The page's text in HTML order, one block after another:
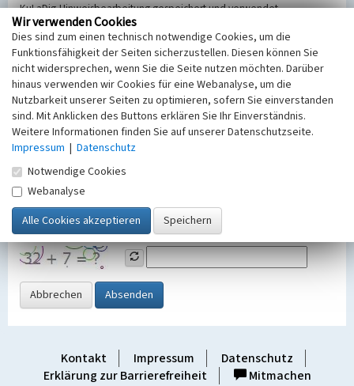
KuLaDig-Hinweisbearbeitung gespeichert und verwendet.
Selbstverständlich werden diese entsprechend der Vorschriften des
Telemediengesetzes, des Datenschutzgesetzes NRW und der seit
dem 25.05.2018 gültigen Europäischen Datenschutzgrundverordnung
(EU-DSGVO) vertraulich behandelt, beachten Sie bitte unsere
Hinweise zumDatenschutz
Nachricht
SicherheitsabfrageTragen Sie unten das Rechenergebnis aus der
Grafik ein
Abbrechen Absenden
Kontakt Impressum
Datenschutz
Erklärung zur Barrierefreiheit
Mitmachen
Wir verwenden Cookies
Dies sind zum einen technisch notwendige Cookies, um die
Funktionsfähigkeit der Seiten sicherzustellen. Diesen können Sie
nicht widersprechen, wenn Sie die Seite nutzen möchten. Darüber
hinaus verwenden wir Cookies für eine Webanalyse, um die
Nutzbarkeit unserer Seiten zu optimieren, sofern Sie einverstanden
sind. Mit Anklicken des Buttons erklären Sie Ihr Einverständnis.
Weitere Informationen finden Sie auf unserer Datenschutzseite.
Impressum | Datenschutz
Notwendige Cookies
Webanalyse